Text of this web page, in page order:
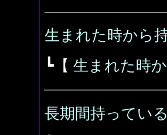
生まれた時から
┗【 生まれた時
長期間持っている